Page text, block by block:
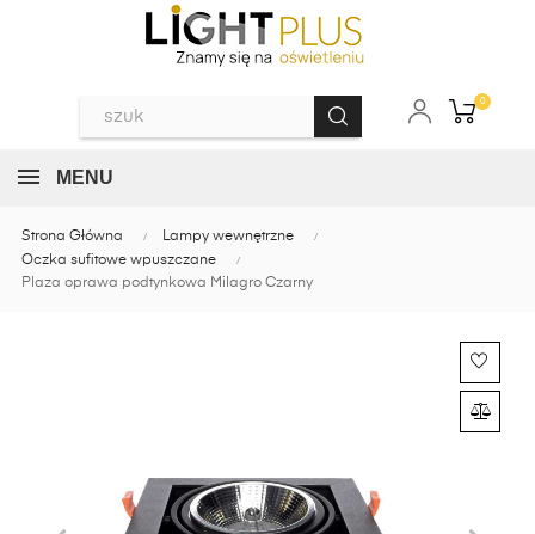
0
MENU
Strona Główna
Lampy wewnętrzne
Oczka sufitowe wpuszczane
Plaza oprawa podtynkowa Milagro Czarny